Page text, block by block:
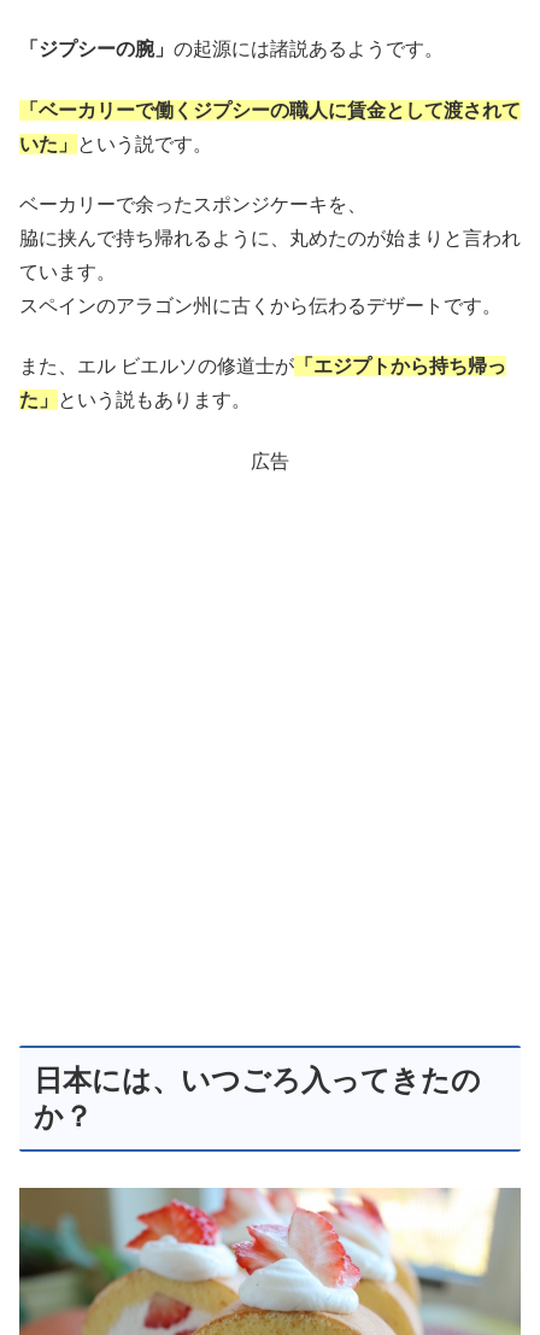
「ジプシーの腕」 の起源には諸説あるようです。
「ベーカリーで働くジプシーの職人に賃金として渡されて
いた」
という説です。
ベーカリーで余ったスポンジケーキを、
脇に挟んで持ち帰れるように、丸めたのが始まりと言われ
ています。
スペインのアラゴン州に古くから伝わるデザートです。
また、エル ビエルソの修道士が 「エジプトから持ち帰っ
た」
という説もあります。
広告
日本には、いつごろ入ってきたの
か？